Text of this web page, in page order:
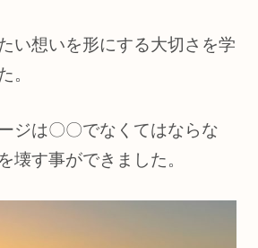
い想いを形にする大切さを学
。
ジは〇〇でなくてはならな
壊す事ができました。